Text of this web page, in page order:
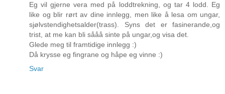
Eg vil gjerne vera med på loddtrekning, og tar 4 lodd. Eg
like og blir rørt av dine innlegg, men like å lesa om ungar,
sjølvstendighetsalder(trass). Syns det er fasinerande,og
trist, at me kan bli sååå sinte på ungar,og visa det.
Glede meg til framtidige innlegg :)
Då krysse eg fingrane og håpe eg vinne :)
Svar